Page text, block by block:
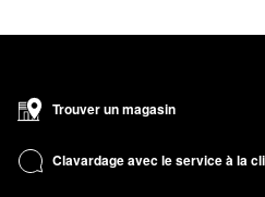
Trouver un magasin
Clavardage avec le service à la